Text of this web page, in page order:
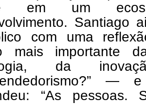
em um
Santiago
com uma
mais importante
da
—
“As pessoas.